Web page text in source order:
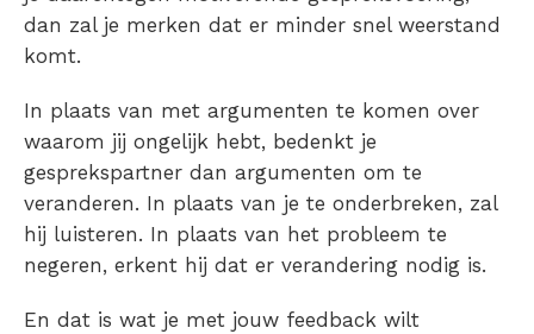
dan zal je merken dat er minder snel weerstand
komt.
In plaats van met argumenten te komen over
waarom jij ongelijk hebt, bedenkt je
gesprekspartner dan argumenten om te
veranderen. In plaats van je te onderbreken, zal
hij luisteren. In plaats van het probleem te
negeren, erkent hij dat er verandering nodig is.
En dat is wat je met jouw feedback wilt